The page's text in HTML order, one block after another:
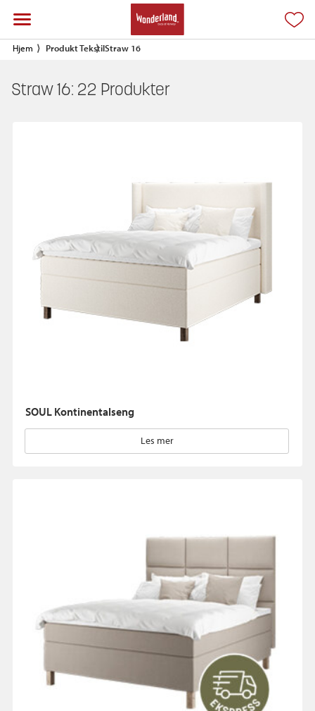
Hjem Produkt TekstilStraw 16
Straw 16: 22 Produkter
SOUL Kontinentalseng
Les mer